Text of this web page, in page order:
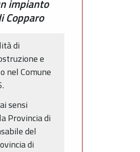
impianto
Copparo
di
e
nel Comune
sensi
Provincia di
del
di